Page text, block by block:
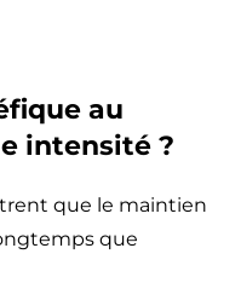
au
intensité ?
que le maintien
que